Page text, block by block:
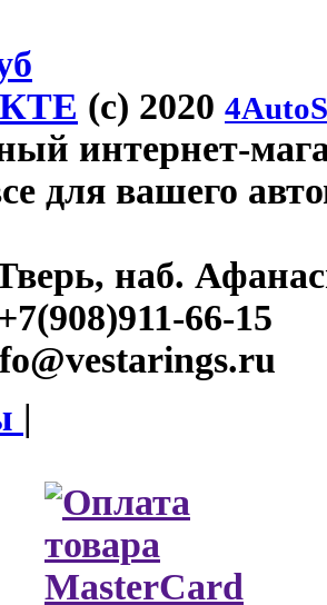
(c) 2020
интернет-
для вашего
наб.
66-15
|